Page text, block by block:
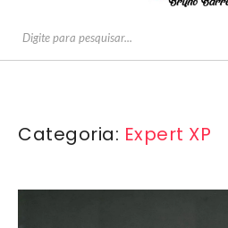
Categoria: Expert XP